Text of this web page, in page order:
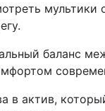
мультики
баланс
в актив,